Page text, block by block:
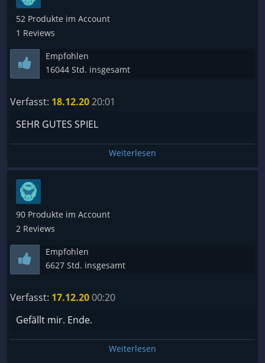
52 Produkte im Account
1 Reviews
Empfohlen
16044 Std. insgesamt
Verfasst: 18.12.2020:01
SEHR GUTES SPIEL
Weiterlesen
90 Produkte im Account
2 Reviews
Empfohlen
6627 Std. insgesamt
Verfasst: 17.12.2000:20
Gefällt mir. Ende.
Weiterlesen